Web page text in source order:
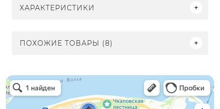
ХАРАКТЕРИСТИКИ
ПОХОЖИЕ ТОВАРЫ (8)
Электрон
Светильники в Нижнем Новгороде
Электротехническая продукция в Нижнем Новгороде